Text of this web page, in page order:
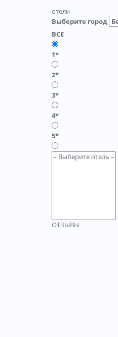
отели
Выберите город
ВСЕ
1*
2*
3*
4*
5*
ОТЗЫВЫ